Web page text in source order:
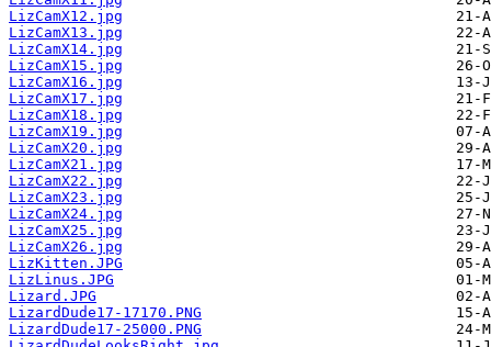
LizCamX12.jpg
LizCamX13.jpg
LizCamX14.jpg
LizCamX15.jpg
LizCamX16.jpg
LizCamX17.jpg
LizCamX18.jpg
LizCamX19.jpg
LizCamX20.jpg
LizCamX21.jpg
LizCamX22.jpg
LizCamX23.jpg
LizCamX24.jpg
LizCamX25.jpg
LizCamX26.jpg
LizKitten.JPG
LizLinus.JPG
Lizard.JPG
LizardDude17-17170.PNG
LizardDude17-25000.PNG